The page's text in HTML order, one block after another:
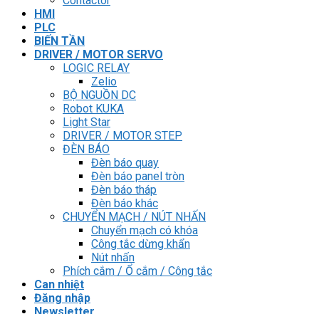
HMI
PLC
BIẾN TẦN
DRIVER / MOTOR SERVO
LOGIC RELAY
Zelio
BỘ NGUỒN DC
Robot KUKA
Light Star
DRIVER / MOTOR STEP
ĐÈN BÁO
Đèn báo quay
Đèn báo panel tròn
Đèn báo tháp
Đèn báo khác
CHUYỂN MẠCH / NÚT NHẤN
Chuyển mạch có khóa
Công tắc dừng khẩn
Nút nhấn
Phích cắm / Ổ cắm / Công tắc
Can nhiệt
Đăng nhập